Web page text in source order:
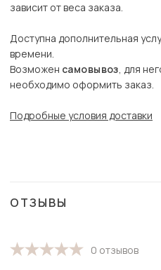
зависит от веса заказа.
Доступна дополнительная
времени.
Возможен самовывоз, для
необходимо оформить заказ.
Подробные условия доставки
ОТЗЫВЫ
0 отзывов